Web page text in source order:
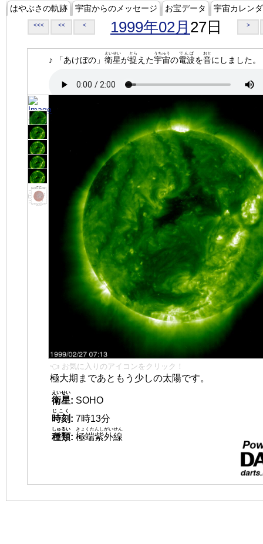
はやぶさの軌跡 宇宙からのメッセージ お宝データ 宇宙カレン
<<< << < 1999年02月 27日 >
♪ 「あけぼの」 衛星
えいせい
が捉
とら
えた宇宙
うちゅう
の電波
でんぱ
を音
おと
にしました。
👈 お気に入りのアイコンをクリック！
極大期まであともう少しの太陽です。
衛星
えいせい
: SOHO
時刻
じこく
: 7時13分
種類
しゅるい
: 極端紫外線
きょくたんしがいせん